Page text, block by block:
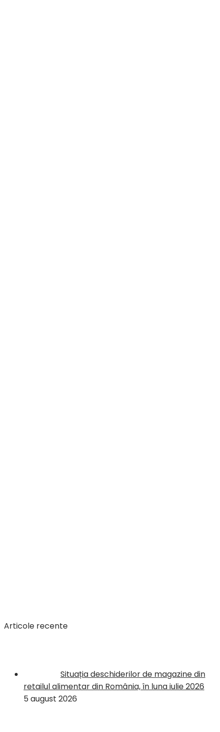
Articole recente
Situația deschiderilor de magazine din
retailul alimentar din România, în luna iulie 2026
5 august 2026